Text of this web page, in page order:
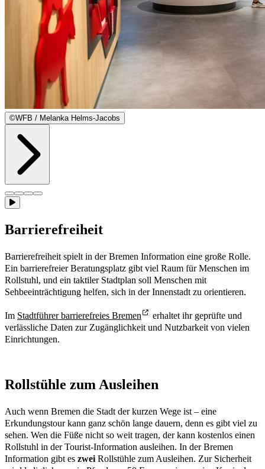
©WFB / Melanka Helms-Jacobs
Barrierefreiheit
Barrierefreiheit spielt in der Bremen Information eine große Rolle.
Ein barrierefreier Beratungsplatz gibt viel Raum für Menschen im
Rollstuhl, und ein taktiler Stadtplan soll Menschen mit
Sehbeeinträchtigung helfen, sich in der Innenstadt zu orientieren.
Im Stadtführer barrierefreies Bremen
erhaltet ihr geprüfte und
verlässliche Daten zur Zugänglichkeit und Nutzbarkeit von vielen
Einrichtungen.
Rollstühle zum Ausleihen
Auch wenn Bremen die Stadt der kurzen Wege ist – eine
Erkundungstour kann ganz schön lange dauern, denn es gibt viel zu
sehen. Wen die Füße nicht so weit tragen, der kann kostenlos einen
Rollstuhl in der Tourist-Information ausleihen. In der Bremen
Information gibt es zwei Rollstühle zum Ausleihen. Zur Sicherheit